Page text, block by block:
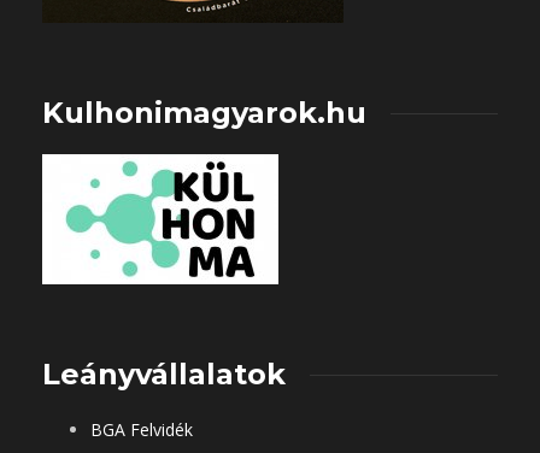
Kulhonimagyarok.hu
Leányvállalatok
BGA Felvidék